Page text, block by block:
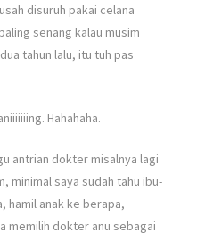
disuruh pakai celana
senang kalau musim
tahun lalu, itu tuh pas
Hahahaha.
antrian dokter misalnya lagi
minimal saya sudah tahu ibu-
hamil anak ke berapa,
memilih dokter anu sebagai